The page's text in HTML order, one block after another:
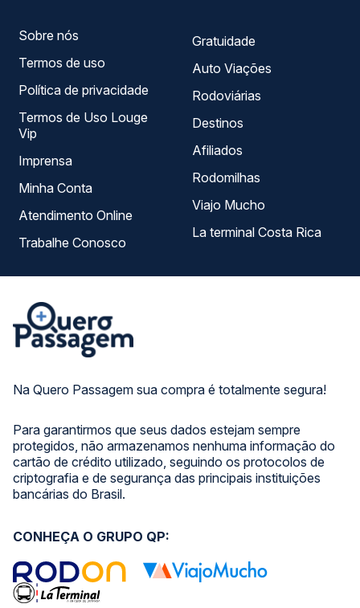
Na Quero Passagem sua compra é totalmente segura!
Para garantirmos que seus dados estejam sempre
protegidos, não armazenamos nenhuma informação do
cartão de crédito utilizado, seguindo os protocolos de
criptografia e de segurança das principais instituições
bancárias do Brasil.
Sobre nós
Termos de uso
Política de privacidade
Termos de Uso Louge
Vip
Imprensa
Minha Conta
Atendimento Online
Trabalhe Conosco
Gratuidade
Auto Viações
Rodoviárias
Destinos
Afiliados
Rodomilhas
Viajo Mucho
La terminal Costa Rica
CONHEÇA O GRUPO QP: